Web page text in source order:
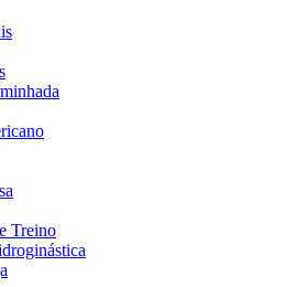
Treino